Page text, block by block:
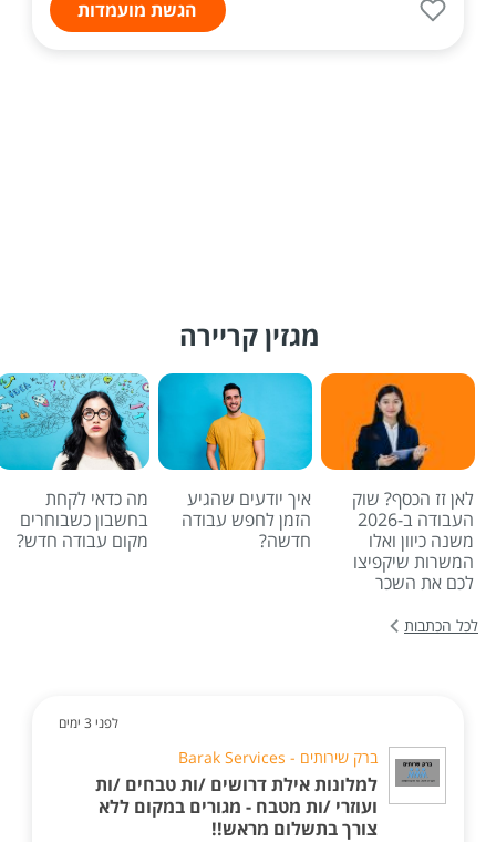
הגשת מועמדות
מגזין קריירה
לאן זז הכסף? שוק
העבודה ב-2026
משנה כיוון ואלו
המשרות שיקפיצו
לכם את השכר
איך יודעים שהגיע
הזמן לחפש עבודה
חדשה?
מה כדאי לקחת
בחשבון כשבוחרים
מקום עבודה חדש?
לכל הכתבות
לפני 3 ימים
ברק שירותים - Barak Services
למלונות אילת דרושים /ות טבחים /ות
ועוזרי /ות מטבח - מגורים במקום ללא
צורך בתשלום מראש!!